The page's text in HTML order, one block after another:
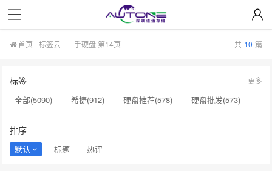
首页 -标签云- 二手硬盘 第14页 共 10 篇
标签
全部(5090) 希捷(912) 硬盘推荐(578)
硬盘批发(573)
硬盘采购(474)
希捷硬盘(471)
更多
排序
默认 标题 热评